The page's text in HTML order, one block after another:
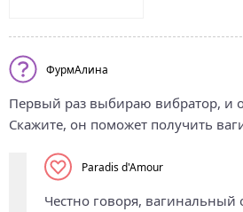
ФурмАлина
Первый раз выбираю вибратор, и
Скажите, он поможет получить
Paradis d'Amour
Честно говоря,